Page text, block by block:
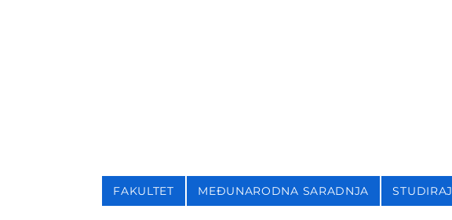
FAKULTET MEĐUNARODNA SARADNJA STUDIRAJ